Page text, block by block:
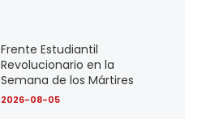
Frente Estudiantil
Revolucionario en la
Semana de los Mártires
2026-08-05